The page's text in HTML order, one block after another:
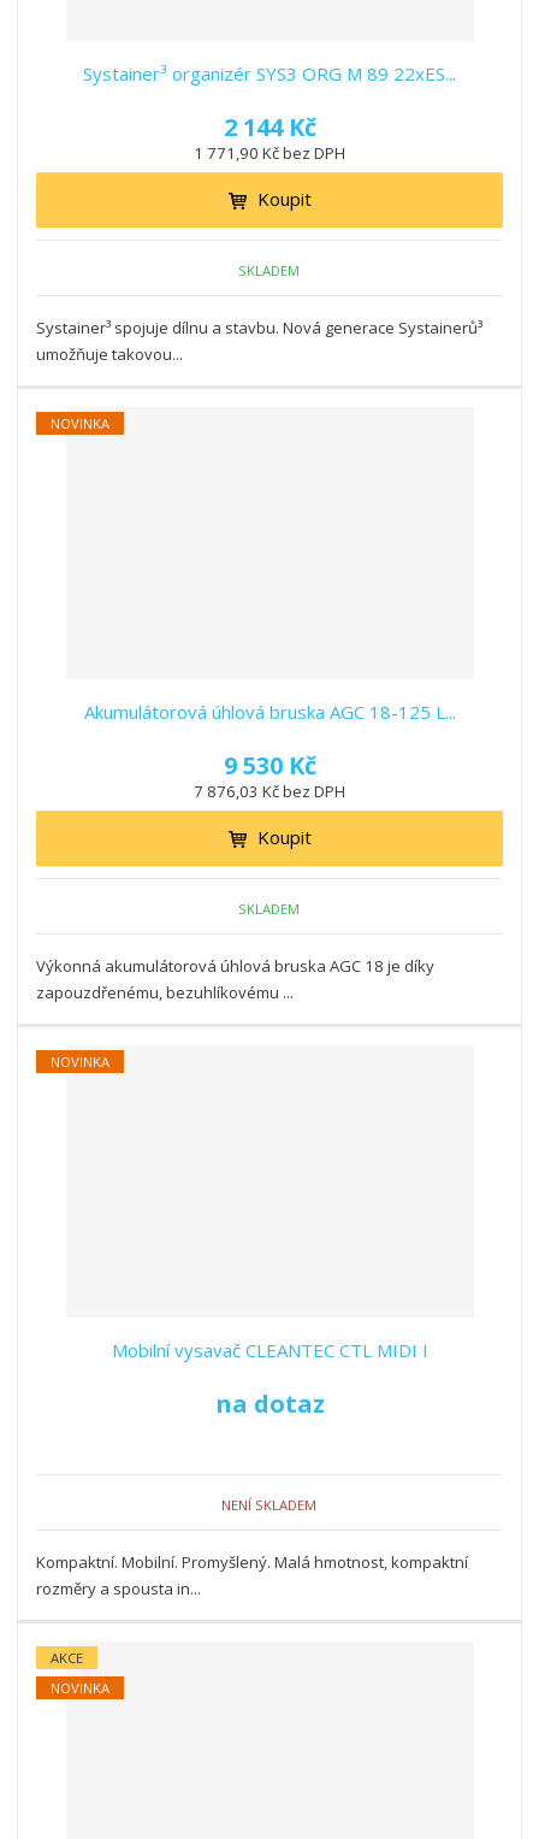
Systainer³ organizér SYS3 ORG M 89 22xES...
2 144 Kč
1 771,90 Kč bez DPH
Koupit
SKLADEM
Systainer³ spojuje dílnu a stavbu. Nová generace Systainerů³
umožňuje takovou...
NOVINKA
Akumulátorová úhlová bruska AGC 18-125 L...
9 530 Kč
7 876,03 Kč bez DPH
Koupit
SKLADEM
Výkonná akumulátorová úhlová bruska AGC 18 je díky
zapouzdřenému, bezuhlíkovému ...
NOVINKA
Mobilní vysavač CLEANTEC CTL MIDI I
na dotaz
NENÍ SKLADEM
Kompaktní. Mobilní. Promyšlený. Malá hmotnost, kompaktní
rozměry a spousta in...
AKCE
NOVINKA